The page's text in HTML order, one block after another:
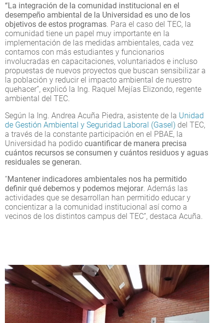
“La integración de la comunidad institucional en el
desempeño ambiental de la Universidad es uno de los
objetivos de estos programas. Para el caso del TEC, la
comunidad tiene un papel muy importante en la
implementación de las medidas ambientales, cada vez
contamos con más estudiantes y funcionarios
involucradas en capacitaciones, voluntariados e incluso
propuestas de nuevos proyectos que buscan sensibilizar a
la población y reducir el impacto ambiental de nuestro
quehacer”, explicó la Ing. Raquel Mejías Elizondo, regente
ambiental del TEC.
Según la Ing. Andrea Acuña Piedra, asistente de la Unidad
de Gestión Ambiental y Seguridad Laboral (Gasel) del TEC,
a través de la constante participación en el PBAE, la
Universidad ha podido cuantificar de manera precisa
cuántos recursos se consumen y cuántos residuos y aguas
residuales se generan.
“Mantener indicadores ambientales nos ha permitido
definir qué debemos y podemos mejorar. Además las
actividades que se desarrollan han permitido educar y
concientizar a la comunidad institucional así como a
vecinos de los distintos campus del TEC”, destaca Acuña.